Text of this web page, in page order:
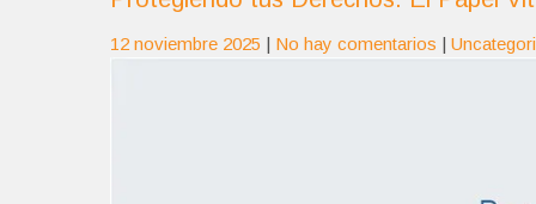
12 noviembre 2025 | No hay comentarios |